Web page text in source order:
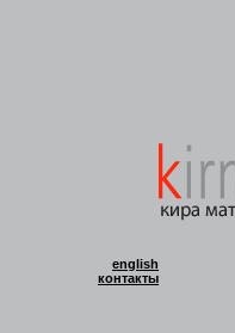
english
контакты